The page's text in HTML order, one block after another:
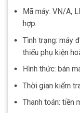
Mã máy: VN/A,
hợp.
Tình trạng: máy
thiếu phụ kiện
Hình thức: bán
Thời gian kiểm
Thanh toán: tiền